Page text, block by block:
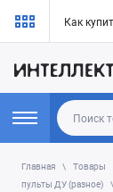
Как
Главная Товары
пульты ДУ (разное)